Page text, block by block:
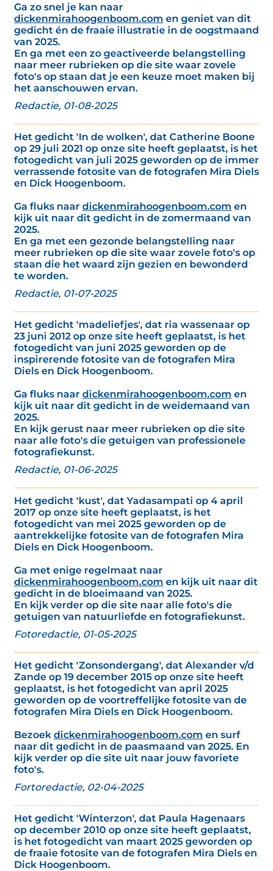
Ga zo snel je kan naar
dickenmirahoogenboom.com en geniet van dit
gedicht én de fraaie illustratie in de oogstmaand
van 2025.
En ga met een zo geactiveerde belangstelling
naar meer rubrieken op die site waar zovele
foto's op staan dat je een keuze moet maken bij
het aanschouwen ervan.
Redactie, 01-08-2025
Het gedicht 'In de wolken', dat Catherine Boone
op 29 juli 2021 op onze site heeft geplaatst, is het
fotogedicht van juli 2025 geworden op de immer
verrassende fotosite van de fotografen Mira Diels
en Dick Hoogenboom.
Ga fluks naar dickenmirahoogenboom.com en
kijk uit naar dit gedicht in de zomermaand van
2025.
En ga met een gezonde belangstelling naar
meer rubrieken op die site waar zovele foto's op
staan die het waard zijn gezien en bewonderd
te worden.
Redactie, 01-07-2025
Het gedicht 'madeliefjes', dat ria wassenaar op
23 juni 2012 op onze site heeft geplaatst, is het
fotogedicht van juni 2025 geworden op de
inspirerende fotosite van de fotografen Mira
Diels en Dick Hoogenboom.
Ga fluks naar dickenmirahoogenboom.com en
kijk uit naar dit gedicht in de weidemaand van
2025.
En kijk gerust naar meer rubrieken op die site
naar alle foto's die getuigen van professionele
fotografiekunst.
Redactie, 01-06-2025
Het gedicht 'kust', dat Yadasampati op 4 april
2017 op onze site heeft geplaatst, is het
fotogedicht van mei 2025 geworden op de
aantrekkelijke fotosite van de fotografen Mira
Diels en Dick Hoogenboom.
Ga met enige regelmaat naar
dickenmirahoogenboom.com en kijk uit naar dit
gedicht in de bloeimaand van 2025.
En kijk verder op die site naar alle foto's die
getuigen van natuurliefde en fotografiekunst.
Fotoredactie, 01-05-2025
Het gedicht 'Zonsondergang', dat Alexander v/d
Zande op 19 december 2015 op onze site heeft
geplaatst, is het fotogedicht van april 2025
geworden op de voortreffelijke fotosite van de
fotografen Mira Diels en Dick Hoogenboom.
Bezoek dickenmirahoogenboom.com en surf
naar dit gedicht in de paasmaand van 2025. En
kijk verder op die site uit naar jouw favoriete
foto's.
Fortoredactie, 02-04-2025
Het gedicht 'Winterzon', dat Paula Hagenaars
op december 2010 op onze site heeft geplaatst,
is het fotogedicht van maart 2025 geworden op
de fraaie fotosite van de fotografen Mira Diels en
Dick Hoogenboom.